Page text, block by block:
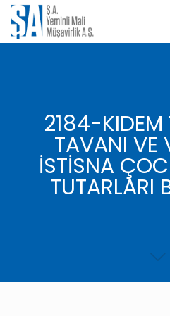
2184-KIDEM
TAVANI VE
İSTİSNA
TUTARLARI